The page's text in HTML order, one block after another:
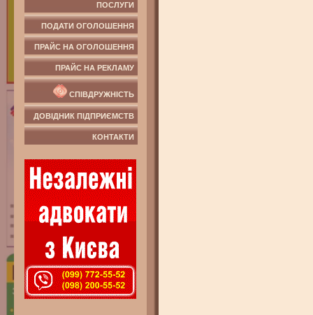
ПОСЛУГИ
ПОДАТИ ОГОЛОШЕННЯ
ПРАЙС НА ОГОЛОШЕННЯ
ПРАЙС НА РЕКЛАМУ
СПІВДРУЖНІСТЬ
ДОВІДНИК ПІДПРИЄМСТВ
КОНТАКТИ